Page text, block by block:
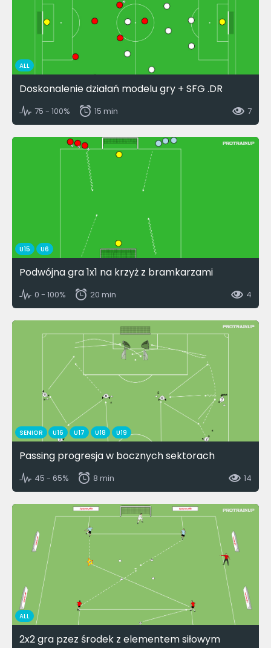
ALL
Doskonalenie działań modelu gry + SFG .DR
75 - 100% 15 min 7
U15 U6
Podwójna gra 1x1 na krzyż z bramkarzami
0 - 100% 20 min 4
SENIOR U16 U17 U18 U19
Passing progresja w bocznych sektorach
45 - 65% 8 min 14
ALL
2x2 gra pzez środek z elementem siłowym